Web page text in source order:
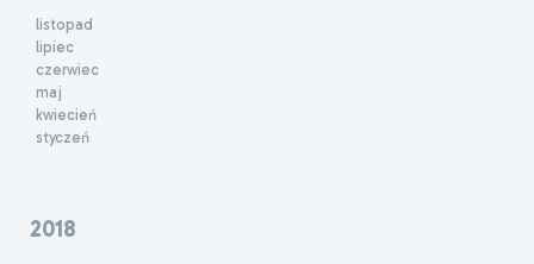
listopad
lipiec
czerwiec
maj
kwiecień
styczeń
2018